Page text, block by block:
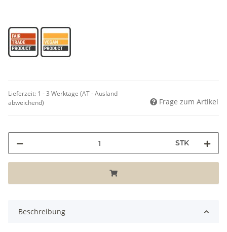
Lieferzeit: 1 - 3 Werktage (AT - Ausland
abweichend)
Frage zum Artikel
STK
Beschreibung